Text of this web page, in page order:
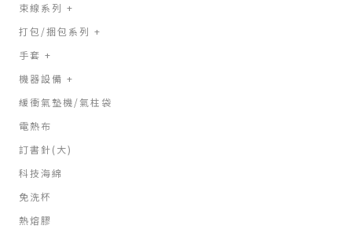
束線系列 +
打包/捆包系列 +
手套 +
機器設備 +
緩衝氣墊機/氣柱袋
電熱布
訂書針(大)
科技海綿
免洗杯
熱熔膠